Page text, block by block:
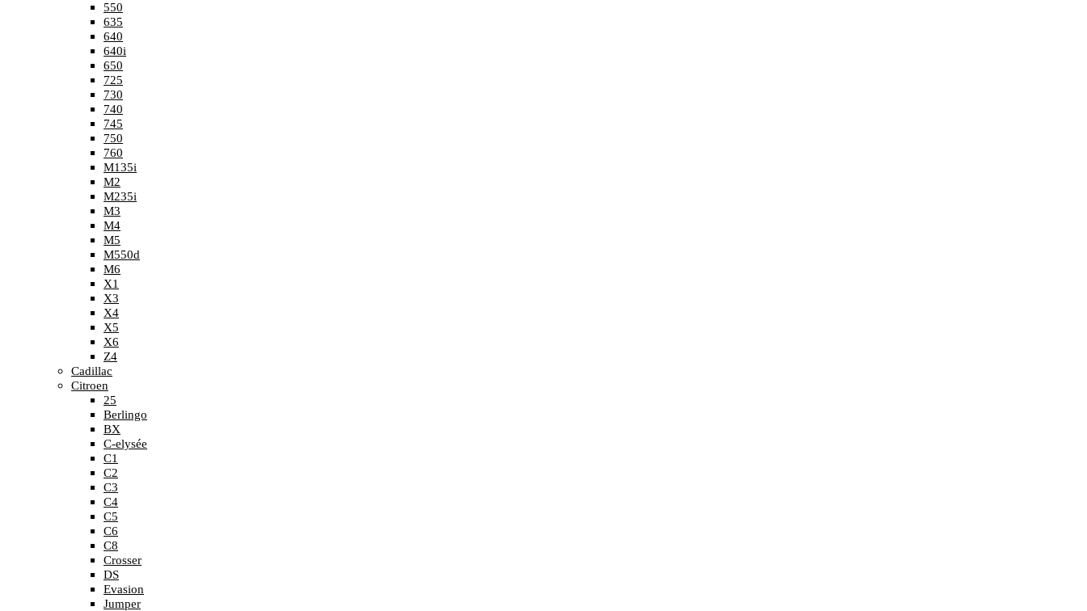
550
635
640
640i
650
725
730
740
745
750
760
M135i
M2
M235i
M3
M4
M5
M550d
M6
X1
X3
X4
X5
X6
Z4
Cadillac
Citroen
25
Berlingo
BX
C-elysée
C1
C2
C3
C4
C5
C6
C8
Crosser
DS
Evasion
Jumper